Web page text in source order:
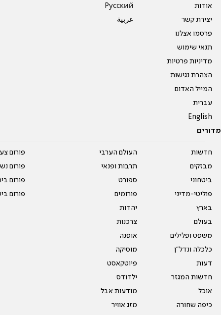
אודות
יצירת קשר
פרסמו אצלנו
תנאי שימוש
מדיניות פרטיות
הצהרת נגישות
המייל האדום
עברית
English
Pусский
عربية
מדורים
חדשות
מבזקים
ביטחוני
פוליטי-מדיני
בארץ
בעולם
משפט ופלילים
כלכלה ונדל"ן
דעות
חדשות המגזר
אוכל
כיפה שחורה
העולם הערבי
תרבות ופנאי
ספורט
פורומים
יהדות
צרכנות
אופנה
מוסיקה
פיוטקאסט
ילדודס
מודעות אבל
מזג אוויר
פורום
פורום
פורום
פורום